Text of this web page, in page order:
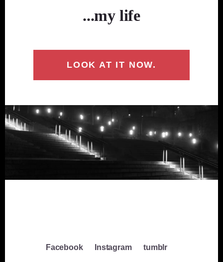
...my life
LOOK AT IT NOW.
Facebook Instagram tumblr